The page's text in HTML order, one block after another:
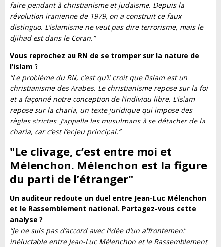
faire pendant à christianisme et judaïsme. Depuis la
révolution iranienne de 1979, on a construit ce faux
distinguo. L’islamisme ne veut pas dire terrorisme, mais le
djihad est dans le Coran.”
Vous reprochez au RN de se tromper sur la nature de
l’islam ?
“Le problème du RN, c’est qu’il croit que l’islam est un
christianisme des Arabes. Le christianisme repose sur la foi
et a façonné notre conception de l’individu libre. L’islam
repose sur la charia, un texte juridique qui impose des
règles strictes. J’appelle les musulmans à se détacher de la
charia, car c’est l’enjeu principal.”
"Le clivage, c’est entre moi et
Mélenchon. Mélenchon est la figure
du parti de l’étranger"
Un auditeur redoute un duel entre Jean-Luc Mélenchon
et le Rassemblement national. Partagez-vous cette
analyse ?
“Je ne suis pas d’accord avec l’idée d’un affrontement
inéluctable entre Jean-Luc Mélenchon et le Rassemblement